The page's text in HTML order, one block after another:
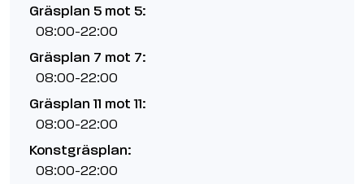
Gräsplan 5 mot 5:
08:00-22:00
Gräsplan 7 mot 7:
08:00-22:00
Gräsplan 11 mot 11:
08:00-22:00
Konstgräsplan:
08:00-22:00